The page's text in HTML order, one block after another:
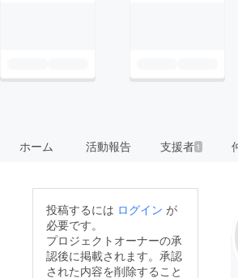
ホーム 活動報告 支援者 1
投稿するには ログイン が
必要です。
プロジェクトオーナーの承
認後に掲載されます。承認
された内容を削除すること